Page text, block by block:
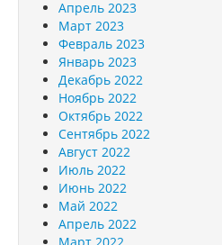
Апрель 2023
Март 2023
Февраль 2023
Январь 2023
Декабрь 2022
Ноябрь 2022
Октябрь 2022
Сентябрь 2022
Август 2022
Июль 2022
Июнь 2022
Май 2022
Апрель 2022